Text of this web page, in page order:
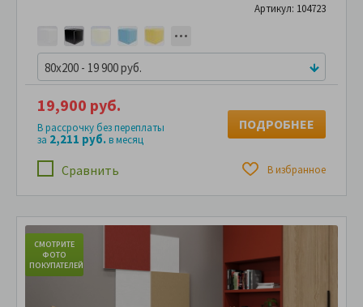
Артикул: 104723
80x200 - 19 900 руб.
Сравнить В избранное
19,900 руб.
В рассрочку без переплаты
за 2,211 руб.в месяц
ПОДРОБНЕЕ
СМОТРИТЕ
ФОТО
ПОКУПАТЕЛЕЙ